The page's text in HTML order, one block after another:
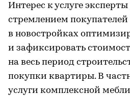
Интерес к услуге
стремлением
в новостройках
и зафиксировать
на весь период
покупки квартиры. В
услуги комплексной